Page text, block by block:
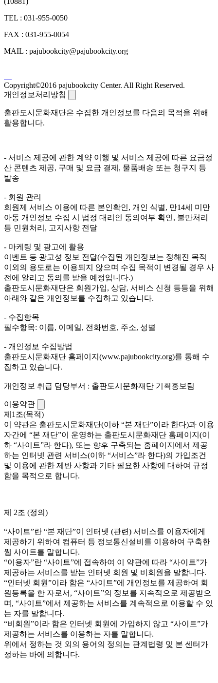
TEL : 031-955-0050
FAX : 031-955-0054
MAIL : pajubookcity@pajubookcity.org
Copyright©2016 pajubookcity Center. All Right Reserved.
개인정보처리방침
출판도시문화재단은 수집한 개인정보를 다음의 목적을 위해
활용합니다.
- 서비스 제공에 관한 계약 이행 및 서비스 제공에 따른 요금정
산 콘텐츠 제공, 구매 및 요금 결제, 물품배송 또는 청구지 등
발송
- 회원 관리
회원제 서비스 이용에 따른 본인확인, 개인 식별, 만14세 미만
아동 개인정보 수집 시 법정 대리인 동의여부 확인, 불만처리
등 민원처리, 고지사항 전달
- 마케팅 및 광고에 활용
이벤트 등 광고성 정보 전달(수집된 개인정보는 정해진 목적
이외의 용도로는 이용되지 않으며 수집 목적이 변경될 경우 사
전에 알리고 동의를 받을 예정입니다.)
출판도시문화재단은 회원가입, 상담, 서비스 신청 등등을 위해
아래와 같은 개인정보를 수집하고 있습니다.
- 수집항목
필수항목: 이름, 이메일, 전화번호, 주소, 성별
- 개인정보 수집방법
출판도시문화재단 홈페이지(www.pajubookcity.org)를 통해 수
집하고 있습니다.
개인정보 취급 담당부서 : 출판도시문화재단 기획홍보팀
이용약관
제1조(목적)
이 약관은 출판도시문화재단(이하 “본 재단”이라 한다)과 이용
자간에 “본 재단”이 운영하는 출판도시문화재단 홈페이지(이
하 “사이트”라 한다), 또는 향후 구축되는 홈페이지에서 제공
하는 인터넷 관련 서비스(이하 “서비스”라 한다)의 가입조건
및 이용에 관한 제반 사항과 기타 필요한 사항에 대하여 규정
함을 목적으로 합니다.
제 2조 (정의)
“사이트”란 “본 재단”이 인터넷 (관련) 서비스를 이용자에게
제공하기 위하여 컴퓨터 등 정보통신설비를 이용하여 구축한
웹 사이트를 말합니다.
“이용자”란 “사이트”에 접속하여 이 약관에 따라 “사이트”가
제공하는 서비스를 받는 인터넷 회원 및 비회원을 말합니다.
“인터넷 회원”이라 함은 “사이트”에 개인정보를 제공하여 회
원등록을 한 자로서, “사이트”의 정보를 지속적으로 제공받으
며, “사이트”에서 제공하는 서비스를 계속적으로 이용할 수 있
는 자를 말합니다.
“비회원”이라 함은 인터넷 회원에 가입하지 않고 “사이트”가
제공하는 서비스를 이용하는 자를 말합니다.
위에서 정하는 것 외의 용어의 정의는 관계법령 및 본 센터가
정하는 바에 의합니다.